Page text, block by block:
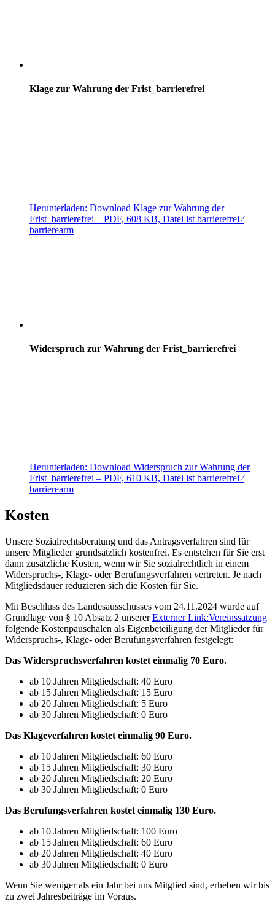
Klage zur Wahrung der Frist_barrierefrei
Herunterladen: Download Klage zur Wahrung der
Frist_barrierefrei – PDF, 608 KB, Datei ist barrierefrei ⁄
barrierearm
Widerspruch zur Wahrung der Frist_barrierefrei
Herunterladen: Download Widerspruch zur Wahrung der
Frist_barrierefrei – PDF, 610 KB, Datei ist barrierefrei ⁄
barrierearm
Kosten
Unsere Sozialrechtsberatung und das Antragsverfahren sind für
unsere Mitglieder grundsätzlich kostenfrei. Es entstehen für Sie erst
dann zusätzliche Kosten, wenn wir Sie sozialrechtlich in einem
Widerspruchs-, Klage- oder Berufungsverfahren vertreten. Je nach
Mitgliedsdauer reduzieren sich die Kosten für Sie.
Mit Beschluss des Landesausschusses vom 24.11.2024 wurde auf
Grundlage von § 10 Absatz 2 unsererExterner Link:Vereinssatzung
folgende Kostenpauschalen als Eigenbeteiligung der Mitglieder für
Widerspruchs-, Klage- oder Berufungsverfahren festgelegt:
Das Widerspruchsverfahren kostet einmalig 70 Euro.
ab 10 Jahren Mitgliedschaft: 40 Euro
ab 15 Jahren Mitgliedschaft: 15 Euro
ab 20 Jahren Mitgliedschaft: 5 Euro
ab 30 Jahren Mitgliedschaft: 0 Euro
Das Klageverfahren kostet einmalig 90 Euro.
ab 10 Jahren Mitgliedschaft: 60 Euro
ab 15 Jahren Mitgliedschaft: 30 Euro
ab 20 Jahren Mitgliedschaft: 20 Euro
ab 30 Jahren Mitgliedschaft: 0 Euro
Das Berufungsverfahren kostet einmalig 130 Euro.
ab 10 Jahren Mitgliedschaft: 100 Euro
ab 15 Jahren Mitgliedschaft: 60 Euro
ab 20 Jahren Mitgliedschaft: 40 Euro
ab 30 Jahren Mitgliedschaft: 0 Euro
Wenn Sie weniger als ein Jahr bei uns Mitglied sind, erheben wir bis
zu zwei Jahresbeiträge im Voraus.